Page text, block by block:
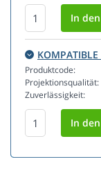
KOMPATIBLE
Produktcode:
Projektionsqualität:
Zuverlässigkeit: